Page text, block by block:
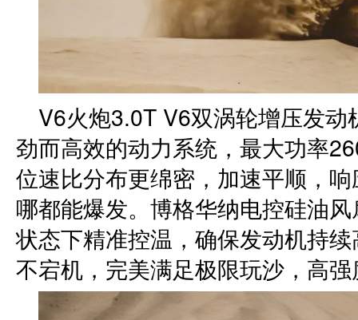
V6火炮3.0T V6双涡轮增压发
劲而高效的动力系统，最大功率
位速比分布更绵密，加速平顺，
哪都能爆发。博格华纳电控硅油
状态下精准控温，确保发动机持
不宕机，完美满足极限玩沙，高